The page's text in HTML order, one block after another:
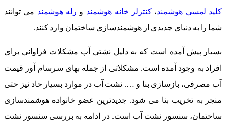
کلید لمسی هوشمند، کنترلر خانه هوشمند و رله هوشمند می توانند
شما را به دنیای جدیدی از هوشمندسازی ساختمان وارد کنند.
بسیار پیش آمده است که به دلیل نشتی آب مشکلات فراوانی برای
افراد به وجود آمده است. مشکلاتی از جمله بهای سرسام آور قیمت
آب مصرفی، بازسازی بنا و …. نشت آب در موارد بسیار حاد نیز حتی
منجر به تخریب بنا می شود. جدیدترین عضو خانواده هوشمندسازی
ساختمان، سنسور نشت آب است. در ادامه به بررسی سنسور نشت